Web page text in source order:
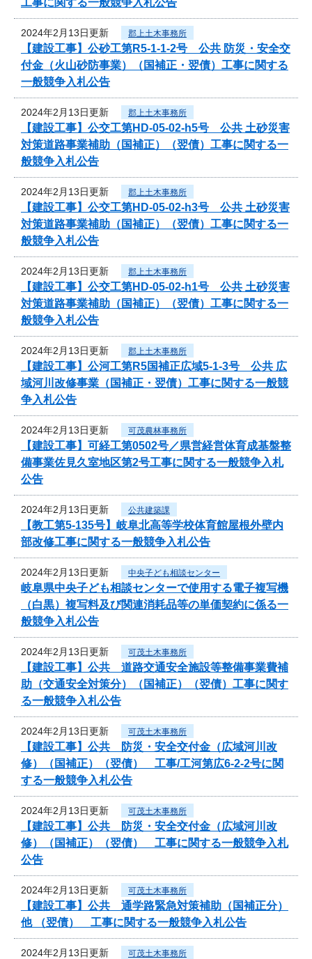
2024年2月13日更新 郡上土木事務所
【建設工事】公砂工第R5-1-1-2号 公共 防災・安全交
付金（火山砂防事業）（国補正・翌債）工事に関する
一般競争入札公告
2024年2月13日更新 郡上土木事務所
【建設工事】公交工第HD-05-02-h5号 公共 土砂災害
対策道路事業補助（国補正）（翌債）工事に関する一
般競争入札公告
2024年2月13日更新 郡上土木事務所
【建設工事】公交工第HD-05-02-h3号 公共 土砂災害
対策道路事業補助（国補正）（翌債）工事に関する一
般競争入札公告
2024年2月13日更新 郡上土木事務所
【建設工事】公交工第HD-05-02-h1号 公共 土砂災害
対策道路事業補助（国補正）（翌債）工事に関する一
般競争入札公告
2024年2月13日更新 郡上土木事務所
【建設工事】公河工第R5国補正広域5-1-3号 公共 広
域河川改修事業（国補正・翌債）工事に関する一般競
争入札公告
2024年2月13日更新 可茂農林事務所
【建設工事】可経工第0502号／県営経営体育成基盤整
備事業佐見久室地区第2号工事に関する一般競争入札
公告
2024年2月13日更新 公共建築課
【教工第5-135号】岐阜北高等学校体育館屋根外壁内
部改修工事に関する一般競争入札公告
2024年2月13日更新 中央子ども相談センター
岐阜県中央子ども相談センターで使用する電子複写機
（白黒）複写料及び関連消耗品等の単価契約に係る一
般競争入札公告
2024年2月13日更新 可茂土木事務所
【建設工事】公共 道路交通安全施設等整備事業費補
助（交通安全対策分）（国補正）（翌債）工事に関す
る一般競争入札公告
2024年2月13日更新 可茂土木事務所
【建設工事】公共 防災・安全交付金（広域河川改
修）（国補正）（翌債） 工事/工河第広6-2-2号に関
する一般競争入札公告
2024年2月13日更新 可茂土木事務所
【建設工事】公共 防災・安全交付金（広域河川改
修）（国補正）（翌債） 工事に関する一般競争入札
公告
2024年2月13日更新 可茂土木事務所
【建設工事】公共 通学路緊急対策補助（国補正分）
他 （翌債） 工事に関する一般競争入札公告
2024年2月13日更新 可茂土木事務所